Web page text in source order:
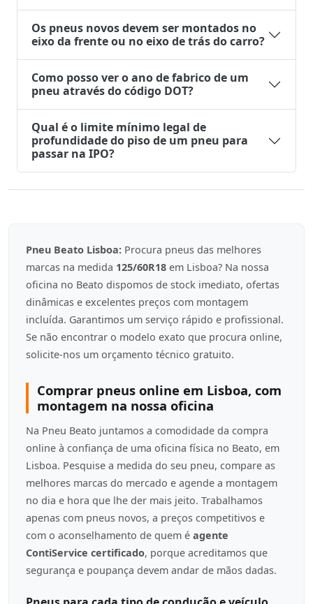
Os pneus novos devem ser montados no
eixo da frente ou no eixo de trás do carro?
Como posso ver o ano de fabrico de um
pneu através do código DOT?
Qual é o limite mínimo legal de
profundidade do piso de um pneu para
passar na IPO?
Pneu Beato Lisboa: Procura pneus das melhores
marcas na medida 125/60R18 em Lisboa? Na nossa
oficina no Beato dispomos de stock imediato, ofertas
dinâmicas e excelentes preços com montagem
incluída. Garantimos um serviço rápido e profissional.
Se não encontrar o modelo exato que procura online,
solicite-nos um orçamento técnico gratuito.
Comprar pneus online em Lisboa, com
montagem na nossa oficina
Na Pneu Beato juntamos a comodidade da compra
online à confiança de uma oficina física no Beato, em
Lisboa. Pesquise a medida do seu pneu, compare as
melhores marcas do mercado e agende a montagem
no dia e hora que lhe der mais jeito. Trabalhamos
apenas com pneus novos, a preços competitivos e
com o aconselhamento de quem é agente
ContiService certificado, porque acreditamos que
segurança e poupança devem andar de mãos dadas.